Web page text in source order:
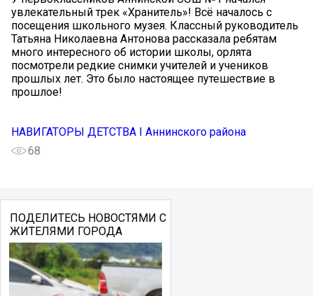
увлекательный трек «Хранитель»! Всё началось с
посещения школьного музея. Классный руководитель
Татьяна Николаевна Антонова рассказала ребятам
много интересного об истории школы, орлята
посмотрели редкие снимки учителей и учеников
прошлых лет. Это было настоящее путешествие в
прошлое!
НАВИГАТОРЫ ДЕТСТВА I Аннинского района
68
ПОДЕЛИТЕСЬ НОВОСТЯМИ С
ЖИТЕЛЯМИ ГОРОДА